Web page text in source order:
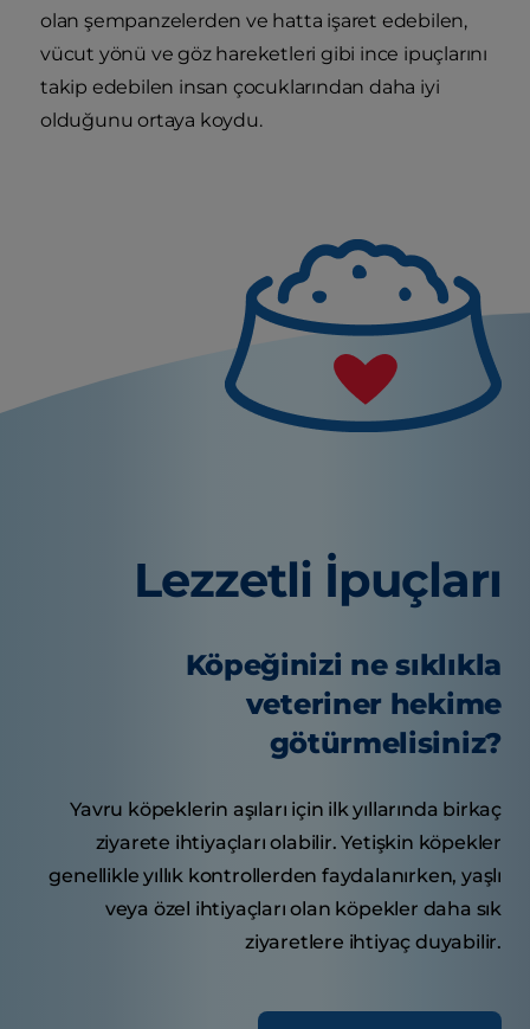
olan şempanzelerden ve hatta işaret edebilen,
vücut yönü ve göz hareketleri gibi ince ipuçlarını
takip edebilen insan çocuklarından daha iyi
olduğunu ortaya koydu.
Lezzetli İpuçları
Köpeğinizi ne sıklıkla
veteriner hekime
götürmelisiniz?
Yavru köpeklerin aşıları için ilk yıllarında birkaç
ziyarete ihtiyaçları olabilir. Yetişkin köpekler
genellikle yıllık kontrollerden faydalanırken, yaşlı
veya özel ihtiyaçları olan köpekler daha sık
ziyaretlere ihtiyaç duyabilir.